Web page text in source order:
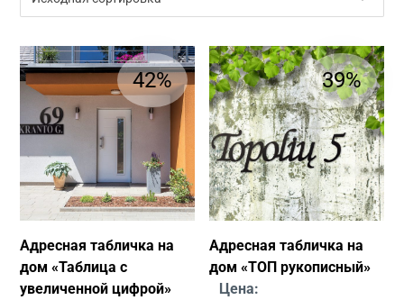
Адресная табличка на
дом «Таблица с
увеличенной цифрой»
42%
Адресная табличка на
дом «ТОП рукописный»
Цена:
39%